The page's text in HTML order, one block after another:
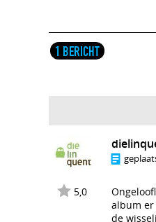
1 BERICHT
5,0
album er
de